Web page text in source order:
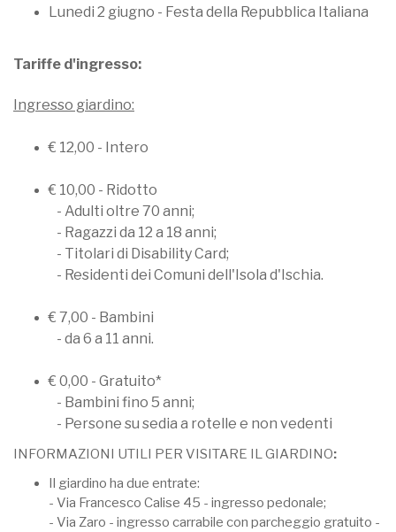
Lunedi 2 giugno - Festa della Repubblica Italiana
Tariffe d'ingresso:
Ingresso giardino:
€ 12,00 - Intero
€ 10,00 - Ridotto
- Adulti oltre 70 anni;
- Ragazzi da 12 a 18 anni;
- Titolari di Disability Card;
- Residenti dei Comuni dell'Isola d'Ischia.
€ 7,00 - Bambini
- da 6 a 11 anni.
€ 0,00 - Gratuito*
- Bambini fino 5 anni;
- Persone su sedia a rotelle e non vedenti
INFORMAZIONI UTILI PER VISITARE IL GIARDINO:
Il giardino ha due entrate:
- Via Francesco Calise 45 - ingresso pedonale;
- Via Zaro - ingresso carrabile con parcheggio gratuito -